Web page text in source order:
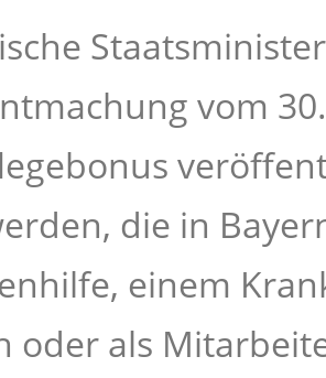
vom
die in
einem
oder als